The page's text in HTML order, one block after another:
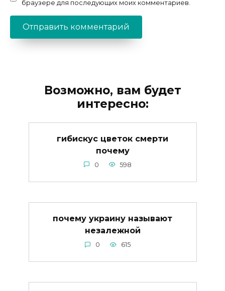
браузере для последующих моих комментариев.
Возможно, вам будет
интересно:
гибискус цветок смерти
почему
0 598
почему украину называют
незалежной
0 615